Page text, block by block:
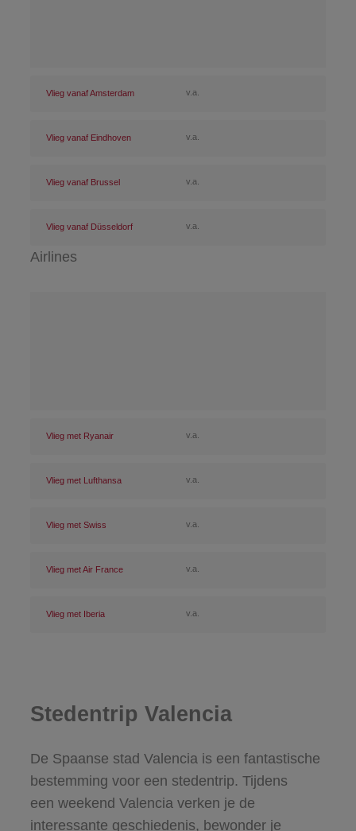
Vlieg vanaf Amsterdam v.a.
Vlieg vanaf Eindhoven v.a.
Vlieg vanaf Brussel v.a.
Vlieg vanaf Düsseldorf v.a.
Airlines
Vlieg met Ryanair v.a.
Vlieg met Lufthansa v.a.
Vlieg met Swiss v.a.
Vlieg met Air France v.a.
Vlieg met Iberia v.a.
Stedentrip Valencia
De Spaanse stad Valencia is een fantastische
bestemming voor een stedentrip. Tijdens
een weekend Valencia verken je de
interessante geschiedenis, bewonder je